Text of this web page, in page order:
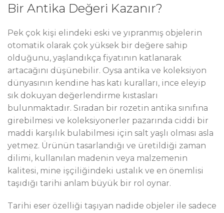
Bir Antika Değeri Kazanır?
Pek çok kişi elindeki eski ve yıpranmış objelerin
otomatik olarak çok yüksek bir değere sahip
olduğunu, yaşlandıkça fiyatının katlanarak
artacağını düşünebilir. Oysa antika ve koleksiyon
dünyasının kendine has katı kuralları, ince eleyip
sık dokuyan değerlendirme kıstasları
bulunmaktadır. Sıradan bir rozetin antika sınıfına
girebilmesi ve koleksiyonerler pazarında ciddi bir
maddi karşılık bulabilmesi için salt yaşlı olması asla
yetmez. Ürünün tasarlandığı ve üretildiği zaman
dilimi, kullanılan madenin veya malzemenin
kalitesi, mine işçiliğindeki ustalık ve en önemlisi
taşıdığı tarihi anlam büyük bir rol oynar.
Tarihi eser özelliği taşıyan nadide objeler ile sadece